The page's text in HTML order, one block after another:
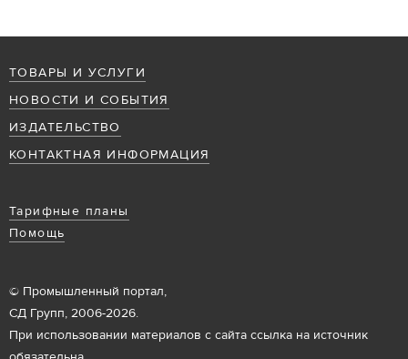
ТОВАРЫ И УСЛУГИ
НОВОСТИ И СОБЫТИЯ
ИЗДАТЕЛЬСТВО
КОНТАКТНАЯ ИНФОРМАЦИЯ
Тарифные планы
Помощь
© Промышленный портал,
СД Групп, 2006-2026.
При использовании материалов с сайта ссылка на источник